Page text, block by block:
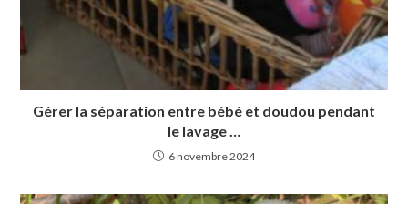
Gérer la séparation entre bébé et doudou pendant
le lavage …
6 novembre 2024